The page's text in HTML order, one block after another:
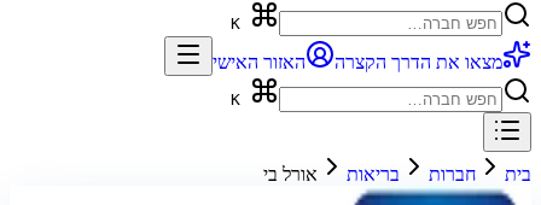
מצאו את הדרך הקצרה האזור האישי
בית חברות בריאות אורל בי